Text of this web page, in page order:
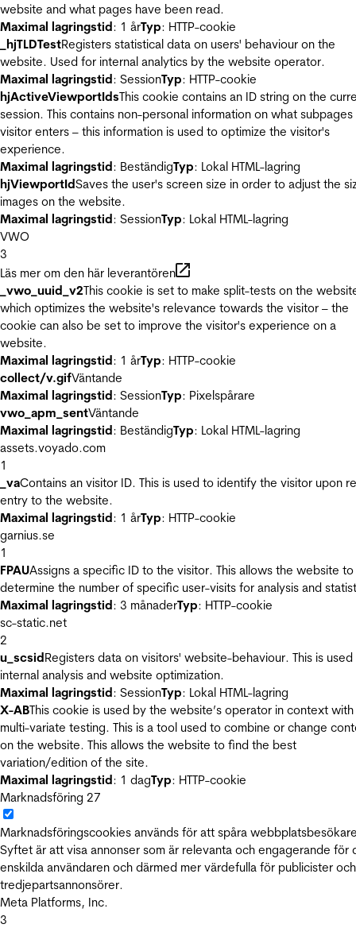
website and what pages have been read.
Maximal lagringstid: 1 årTyp: HTTP-cookie
_hjTLDTestRegisters statistical data on users' behaviour on the
website. Used for internal analytics by the website operator.
Maximal lagringstid: SessionTyp: HTTP-cookie
hjActiveViewportIdsThis cookie contains an ID string on the
session. This contains non-personal information on what
visitor enters – this information is used to optimize the visitor's
experience.
Maximal lagringstid: BeständigTyp: Lokal HTML-lagring
hjViewportIdSaves the user's screen size in order to adjust the
images on the website.
Maximal lagringstid: SessionTyp: Lokal HTML-lagring
VWO
3
Läs mer om den här leverantören
_vwo_uuid_v2This cookie is set to make split-tests on the
which optimizes the website's relevance towards the visitor – the
cookie can also be set to improve the visitor's experience on a
website.
Maximal lagringstid: 1 årTyp: HTTP-cookie
collect/v.gifVäntande
Maximal lagringstid: SessionTyp: Pixelspårare
vwo_apm_sentVäntande
Maximal lagringstid: BeständigTyp: Lokal HTML-lagring
assets.voyado.com
1
_vaContains an visitor ID. This is used to identify the visitor upon
entry to the website.
Maximal lagringstid: 1 årTyp: HTTP-cookie
garnius.se
1
FPAUAssigns a specific ID to the visitor. This allows the website to
determine the number of specific user-visits for analysis and
Maximal lagringstid: 3 månaderTyp: HTTP-cookie
sc-static.net
2
u_scsidRegisters data on visitors' website-behaviour. This is
internal analysis and website optimization.
Maximal lagringstid: SessionTyp: Lokal HTML-lagring
X-ABThis cookie is used by the website’s operator in context with
multi-variate testing. This is a tool used to combine or change
on the website. This allows the website to find the best
variation/edition of the site.
Maximal lagringstid: 1 dagTyp: HTTP-cookie
Marknadsföring 27
Marknadsföringscookies används för att spåra
Syftet är att visa annonser som är relevanta och engagerande för
enskilda användaren och därmed mer värdefulla för publicister och
tredjepartsannonsörer.
Meta Platforms, Inc.
3